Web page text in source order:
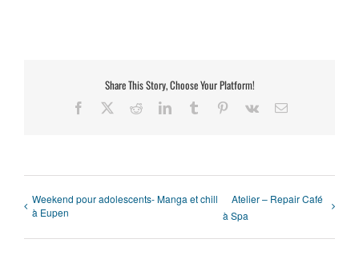
Share This Story, Choose Your Platform!
Facebook RedditLinkedInTumblr Pinterest
Vk Email
Weekend pour adolescents- Manga et chill
à Eupen
Atelier – Repair Café
à Spa